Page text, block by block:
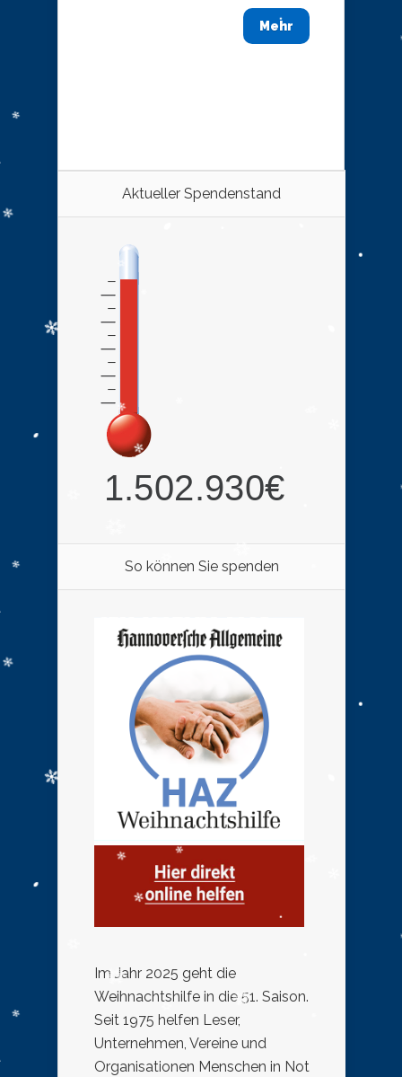
Mehr
Aktueller Spendenstand
So können Sie spenden
Im Jahr 2025 geht die
Weihnachtshilfe in die 51. Saison.
Seit 1975 helfen Leser,
Unternehmen, Vereine und
Organisationen Menschen in Not